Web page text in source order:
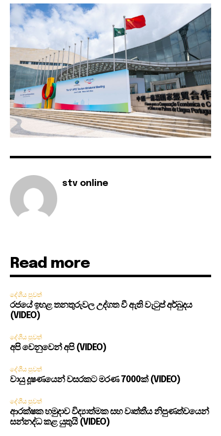
stv online
Read more
දේශීය පුවත්
රජයේ ඉහළ තනතුරුවල උද්ගත වී ඇති වැටුප් අර්බුදය
(VIDEO)
දේශීය පුවත්
අපි වෙනුවෙන් අපි (VIDEO)
දේශීය පුවත්
වායු දූෂණයෙන් වසරකට මරණ 7000ක් (VIDEO)
දේශීය පුවත්
ආරක්ෂක හමුදාව විද්‍යාත්මක සහ වෘත්තීය නිපුණත්වයෙන්
සන්නද්ධ කළ යුතුයි (VIDEO)